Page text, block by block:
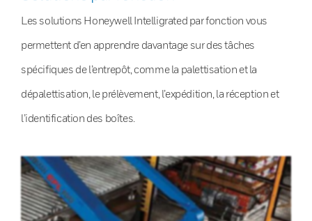
Les solutions Honeywell Intelligrated par fonction vous
permettent d’en apprendre davantage sur des tâches
spécifiques de l’entrepôt, comme la palettisation et la
dépalettisation, le prélèvement, l’expédition, la réception et
l’identification des boîtes.